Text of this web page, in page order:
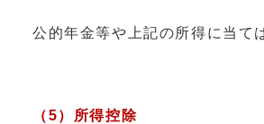
公的年金等や上記の所得に当て
（5）所得控除